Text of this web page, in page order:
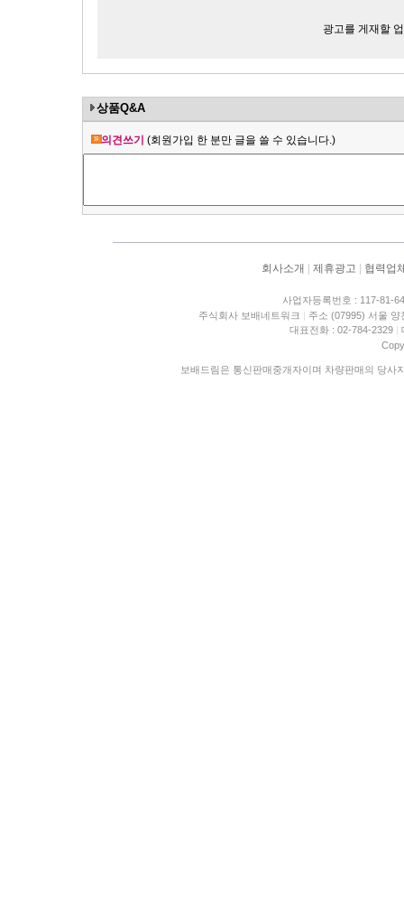
광고를 게재할
상품Q&A
의견쓰기 (회원가입 한 분만 글을 쓸 수 있습니다.)
회사소개 제휴광고 협력업
사업자등록번호 : 117-81-
주식회사 보배네트워크 | 주소 (07995) 서울
대표전화 : 02-784-2329 |
보배드림은 통신판매중개자이며 차량판매의 당